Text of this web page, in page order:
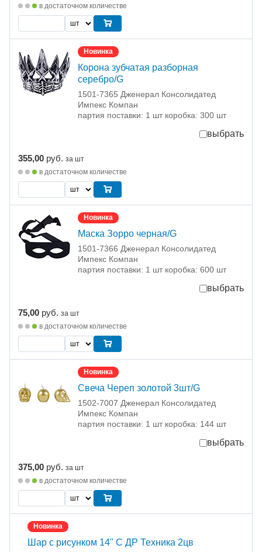
в достаточном количестве
Новинка
Корона зубчатая разборная
серебро/G
1501-7365 Дженерал Консолидатед
Импекс Компан
партия поставки: 1 шт коробка: 300 шт
выбрать
355,00 руб. за шт
в достаточном количестве
Новинка
Маска Зорро черная/G
1501-7366 Дженерал Консолидатед
Импекс Компан
партия поставки: 1 шт коробка: 600 шт
выбрать
75,00 руб. за шт
в достаточном количестве
Новинка
Свеча Череп золотой 3шт/G
1502-7007 Дженерал Консолидатед
Импекс Компан
партия поставки: 1 шт коробка: 144 шт
выбрать
375,00 руб. за шт
в достаточном количестве
Новинка
Шар с рисунком 14" С ДР Техника 2цв